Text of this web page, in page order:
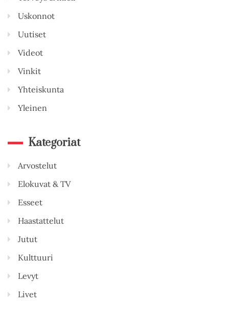
Uskonnot
Uutiset
Videot
Vinkit
Yhteiskunta
Yleinen
Kategoriat
Arvostelut
Elokuvat & TV
Esseet
Haastattelut
Jutut
Kulttuuri
Levyt
Livet